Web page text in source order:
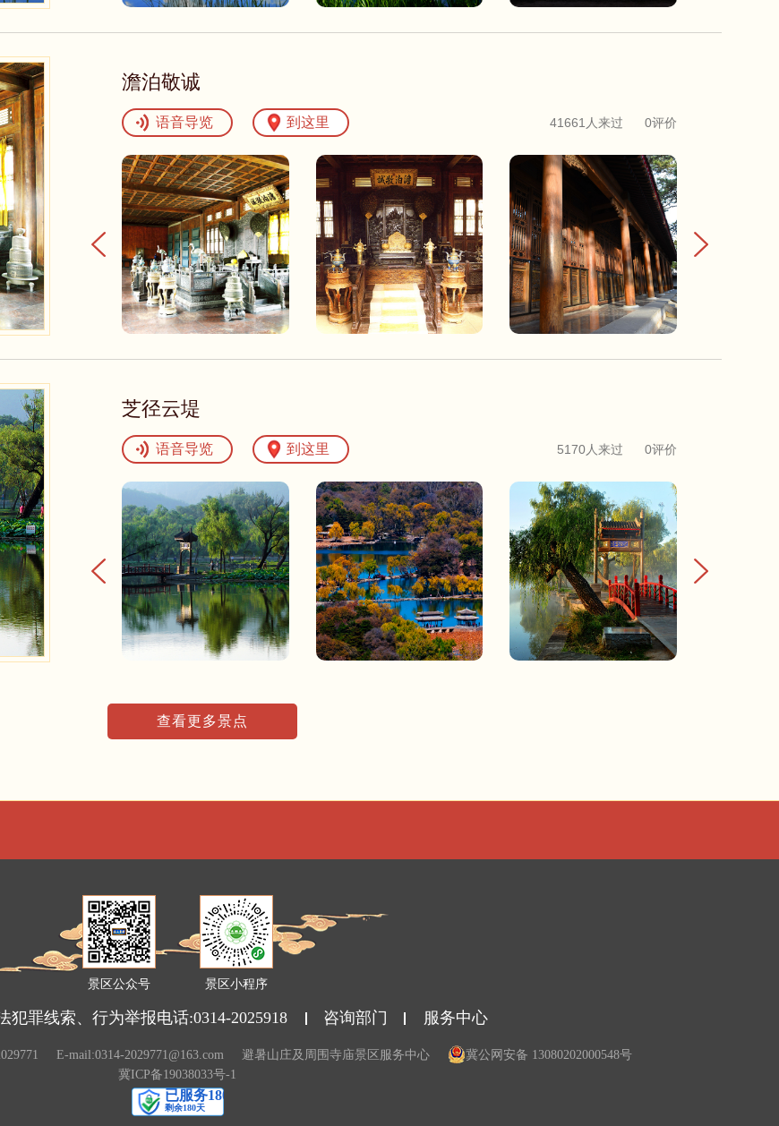
澹泊敬诚
语音导览 到这里 41661人来过 0评价
芝径云堤
语音导览 到这里 5170人来过 0评价
查看更多景点
景区公众号 景区小程序
犯罪线索、行为举报电话:0314-2025918 咨询部门 服务中心
E-mail:0314-2029771@163.com 避暑山庄及周围寺庙景区服务中心
冀公网安备 13080202000548号
冀ICP备19038033号-1